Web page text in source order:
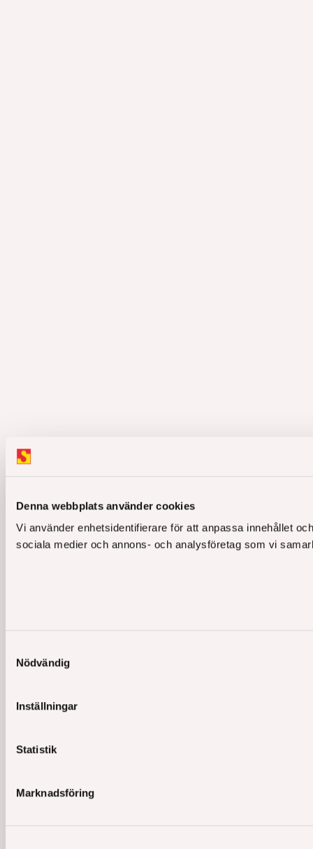
Denna webbplats använder cookies
Vi använder enhetsidentifierare för att anpassa innehållet
sociala medier och annons- och analysföretag som vi
Nödvändig
Inställningar
Statistik
Marknadsföring